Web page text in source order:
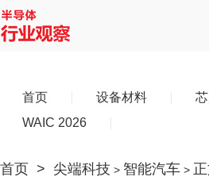
首页 设备材料
WAIC 2026
首页 > 尖端科技 > 智能汽车 >